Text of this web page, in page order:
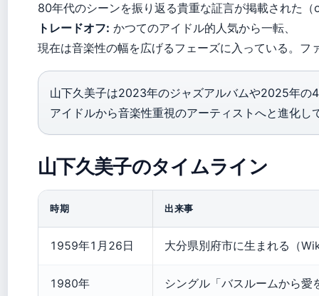
80年代のシーンを振り返る貴重な証言が掲載された
トレードオフ: かつてのアイドル的人気から一転、
現在は音楽性の幅を広げるフェーズに入っている。フ
山下久美子は2023年のジャズアルバムや2025年の
アイドルから音楽性重視のアーティストへと進化し
山下久美子のタイムライン
時期 出来事
1959年1月26日 大分県別府市に生まれる（
1980年 シングル「バスルームから